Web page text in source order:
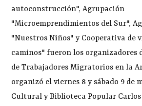
autoconstrucción", Agrupación
"Microemprendimientos del Sur",
"Nuestros Niños" y Cooperativa de
caminos" fueron los organizadores
de Trabajadores Migratorios en la
organizó el viernes 8 y sábado 9 de
Cultural y Biblioteca Popular Carlos